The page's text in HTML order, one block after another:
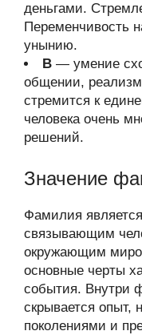
деньгами.
Переменчивость
унынию.
В — умение
общении,
стремится к
человека очень
решений.
Значение
Фамилия
связывающим
окружающим
основные черты
события. Внутри
скрывается
поколениями и